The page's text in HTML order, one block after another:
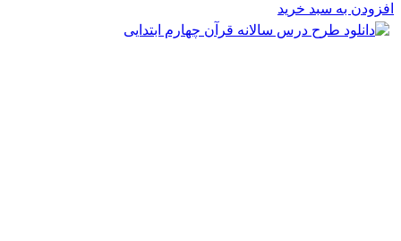
افزودن به سبد خرید